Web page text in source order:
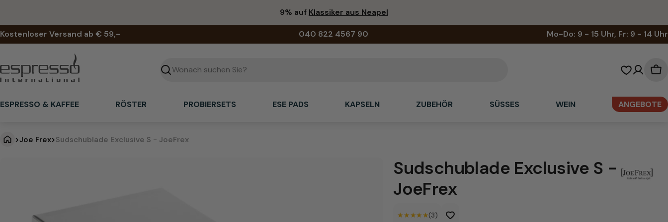
springen
9% auf Klassiker aus Neapel
Kostenloser Versand ab € 59,- 040 822 4567 90 Mo-Do: 9 - 15 Uhr, Fr: 9 - 14 Uhr
Suchen
ESPRESSO & KAFFEE RÖSTER PROBIERSETS ESE PADS KAPSELN ZUBEHÖR SÜSSES WEIN ANGEBOTE
>Joe Frex>Sudschublade Exclusive S - JoeFrex
Sudschublade Exclusive S -
JoeFrex
★★★★★
★★★★★(3)